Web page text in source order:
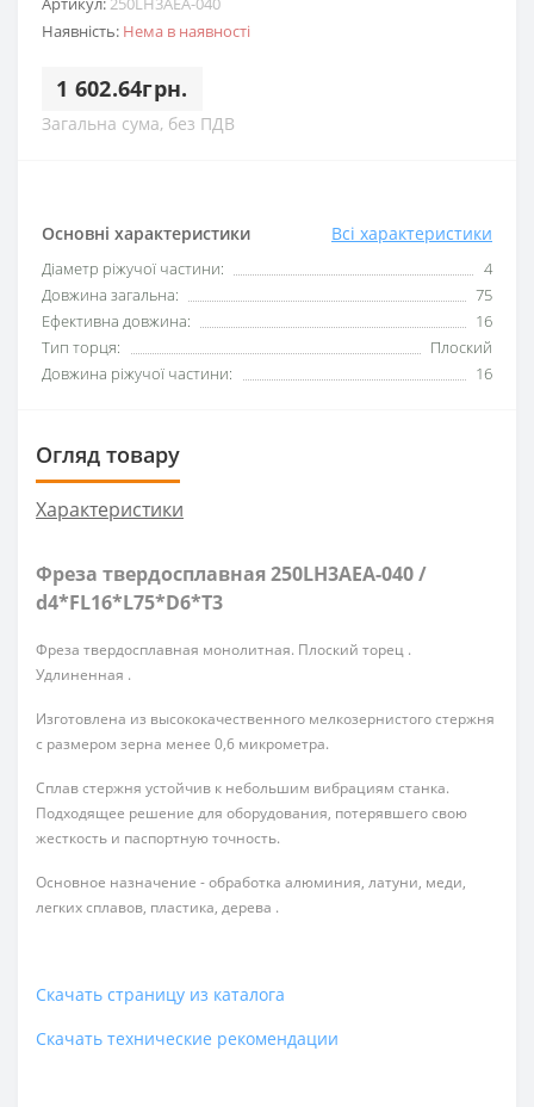
Наявність: Нема в наявності
1 602.64грн.
Загальна сума, без ПДВ
Основні характеристики Всі характеристики
Діаметр ріжучої частини:
4
Довжина загальна:
75
Ефективна довжина:
16
Тип торця:
Плоский
Довжина ріжучої частини:
16
Огляд товару
Характеристики
Фреза твердосплавная 250LH3AEA-040 /
d4*FL16*L75*D6*T3
Фреза твердосплавная монолитная. Плоский торец .
Удлиненная .
Изготовлена из высококачественного мелкозернистого стержня
с размером зерна менее 0,6 микрометра.
Сплав стержня устойчив к небольшим вибрациям станка.
Подходящее решение для оборудования, потерявшего свою
жесткость и паспортную точность.
Основное назначение - обработка алюминия, латуни, меди,
легких сплавов, пластика, дерева .
Скачать страницу из каталога
Скачать технические рекомендации